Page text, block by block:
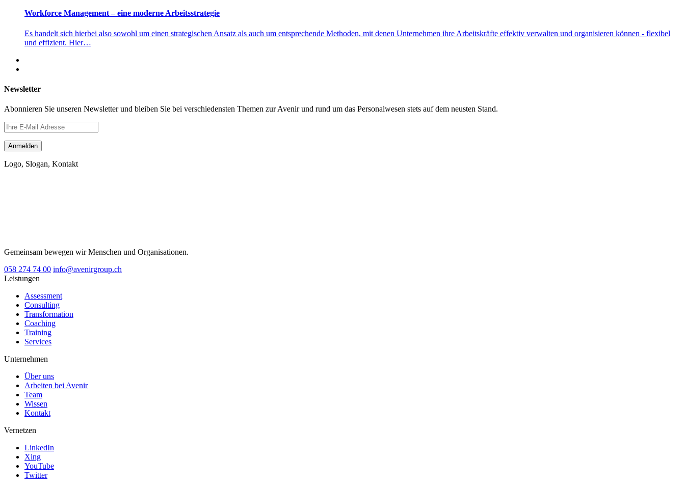
Workforce Management – eine moderne Arbeitsstrategie
Es handelt sich hierbei also sowohl um einen strategischen Ansatz als auch um entsprechende Methoden, mit denen Unternehmen ihre Arbeitskräfte effektiv verwalten und organisieren können - flexibel
und effizient. Hier…
Newsletter
Abonnieren Sie unseren Newsletter und bleiben Sie bei verschiedensten Themen zur Avenir und rund um das Personalwesen stets auf dem neusten Stand.
Logo, Slogan, Kontakt
Gemeinsam bewegen wir Menschen und Organisationen.
058 274 74 00 info@avenirgroup.ch
Leistungen
Assessment
Consulting
Transformation
Coaching
Training
Services
Unternehmen
Über uns
Arbeiten bei Avenir
Team
Wissen
Kontakt
Vernetzen
LinkedIn
Xing
YouTube
Twitter